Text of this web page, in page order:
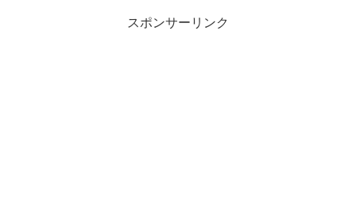
スポンサーリンク